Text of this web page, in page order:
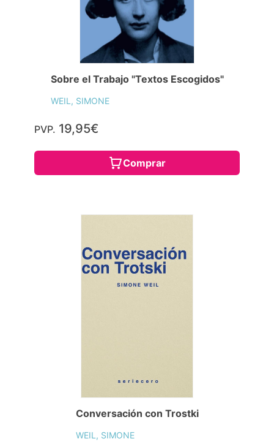
Sobre el Trabajo "Textos Escogidos"
WEIL, SIMONE
PVP. 19,95€
Comprar
Conversación con Trostki
WEIL, SIMONE